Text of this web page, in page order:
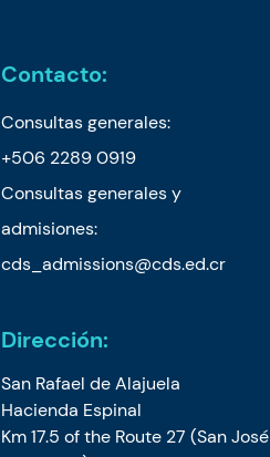
Contacto:
Consultas generales:
+506 2289 0919
Consultas generales y
admisiones:
cds_admissions@cds.ed.cr
Dirección:
San Rafael de Alajuela
Hacienda Espinal
Km 17.5 of the Route 27 (San José